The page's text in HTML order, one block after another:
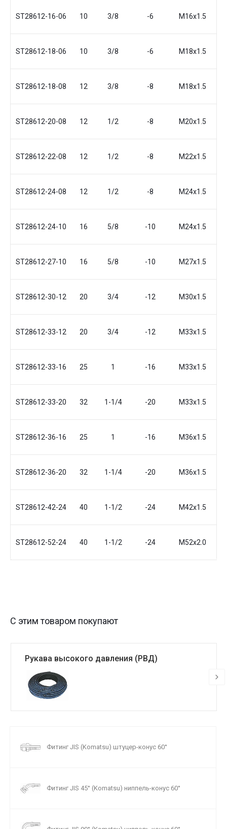
ST28612-16-06 10 3/8 -6 М16x1.5
ST28612-18-06 10 3/8 -6 М18x1.5
ST28612-18-08 12 3/8 -8 М18x1.5
ST28612-20-08 12 1/2 -8 M20x1.5
ST28612-22-08 12 1/2 -8 М22x1.5
ST28612-24-08 12 1/2 -8 М24x1.5
ST28612-24-10 16 5/8 -10 М24x1.5
ST28612-27-10 16 5/8 -10 М27x1.5
ST28612-30-12 20 3/4 -12 М30x1.5
ST28612-33-12 20 3/4 -12 М33x1.5
ST28612-33-16 25 1 -16 М33x1.5
ST28612-33-20 32 1-1/4 -20 М33x1.5
ST28612-36-16 25 1 -16 М36x1.5
ST28612-36-20 32 1-1/4 -20 М36x1.5
ST28612-42-24 40 1-1/2 -24 М42x1.5
ST28612-52-24 40 1-1/2 -24 М52x2.0
С этим товаром покупают
Рукава высокого давления (РВД)
Фитинг JIS (Komatsu) штуцер-конус 60°
Фитинг JIS 45° (Komatsu) ниппель-конус 60°